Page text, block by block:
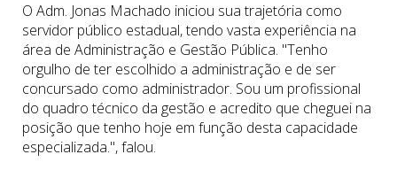
O Adm. Jonas Machado iniciou sua trajetória como
servidor público estadual, tendo vasta experiência na
área de Administração e Gestão Pública. "Tenho
orgulho de ter escolhido a administração e de ser
concursado como administrador. Sou um profissional
do quadro técnico da gestão e acredito que cheguei na
posição que tenho hoje em função desta capacidade
especializada.", falou.